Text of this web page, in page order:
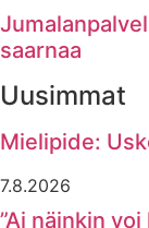
saarnaa
Uusimmat
Mielipide:
7.8.2026
”Ai näinkin